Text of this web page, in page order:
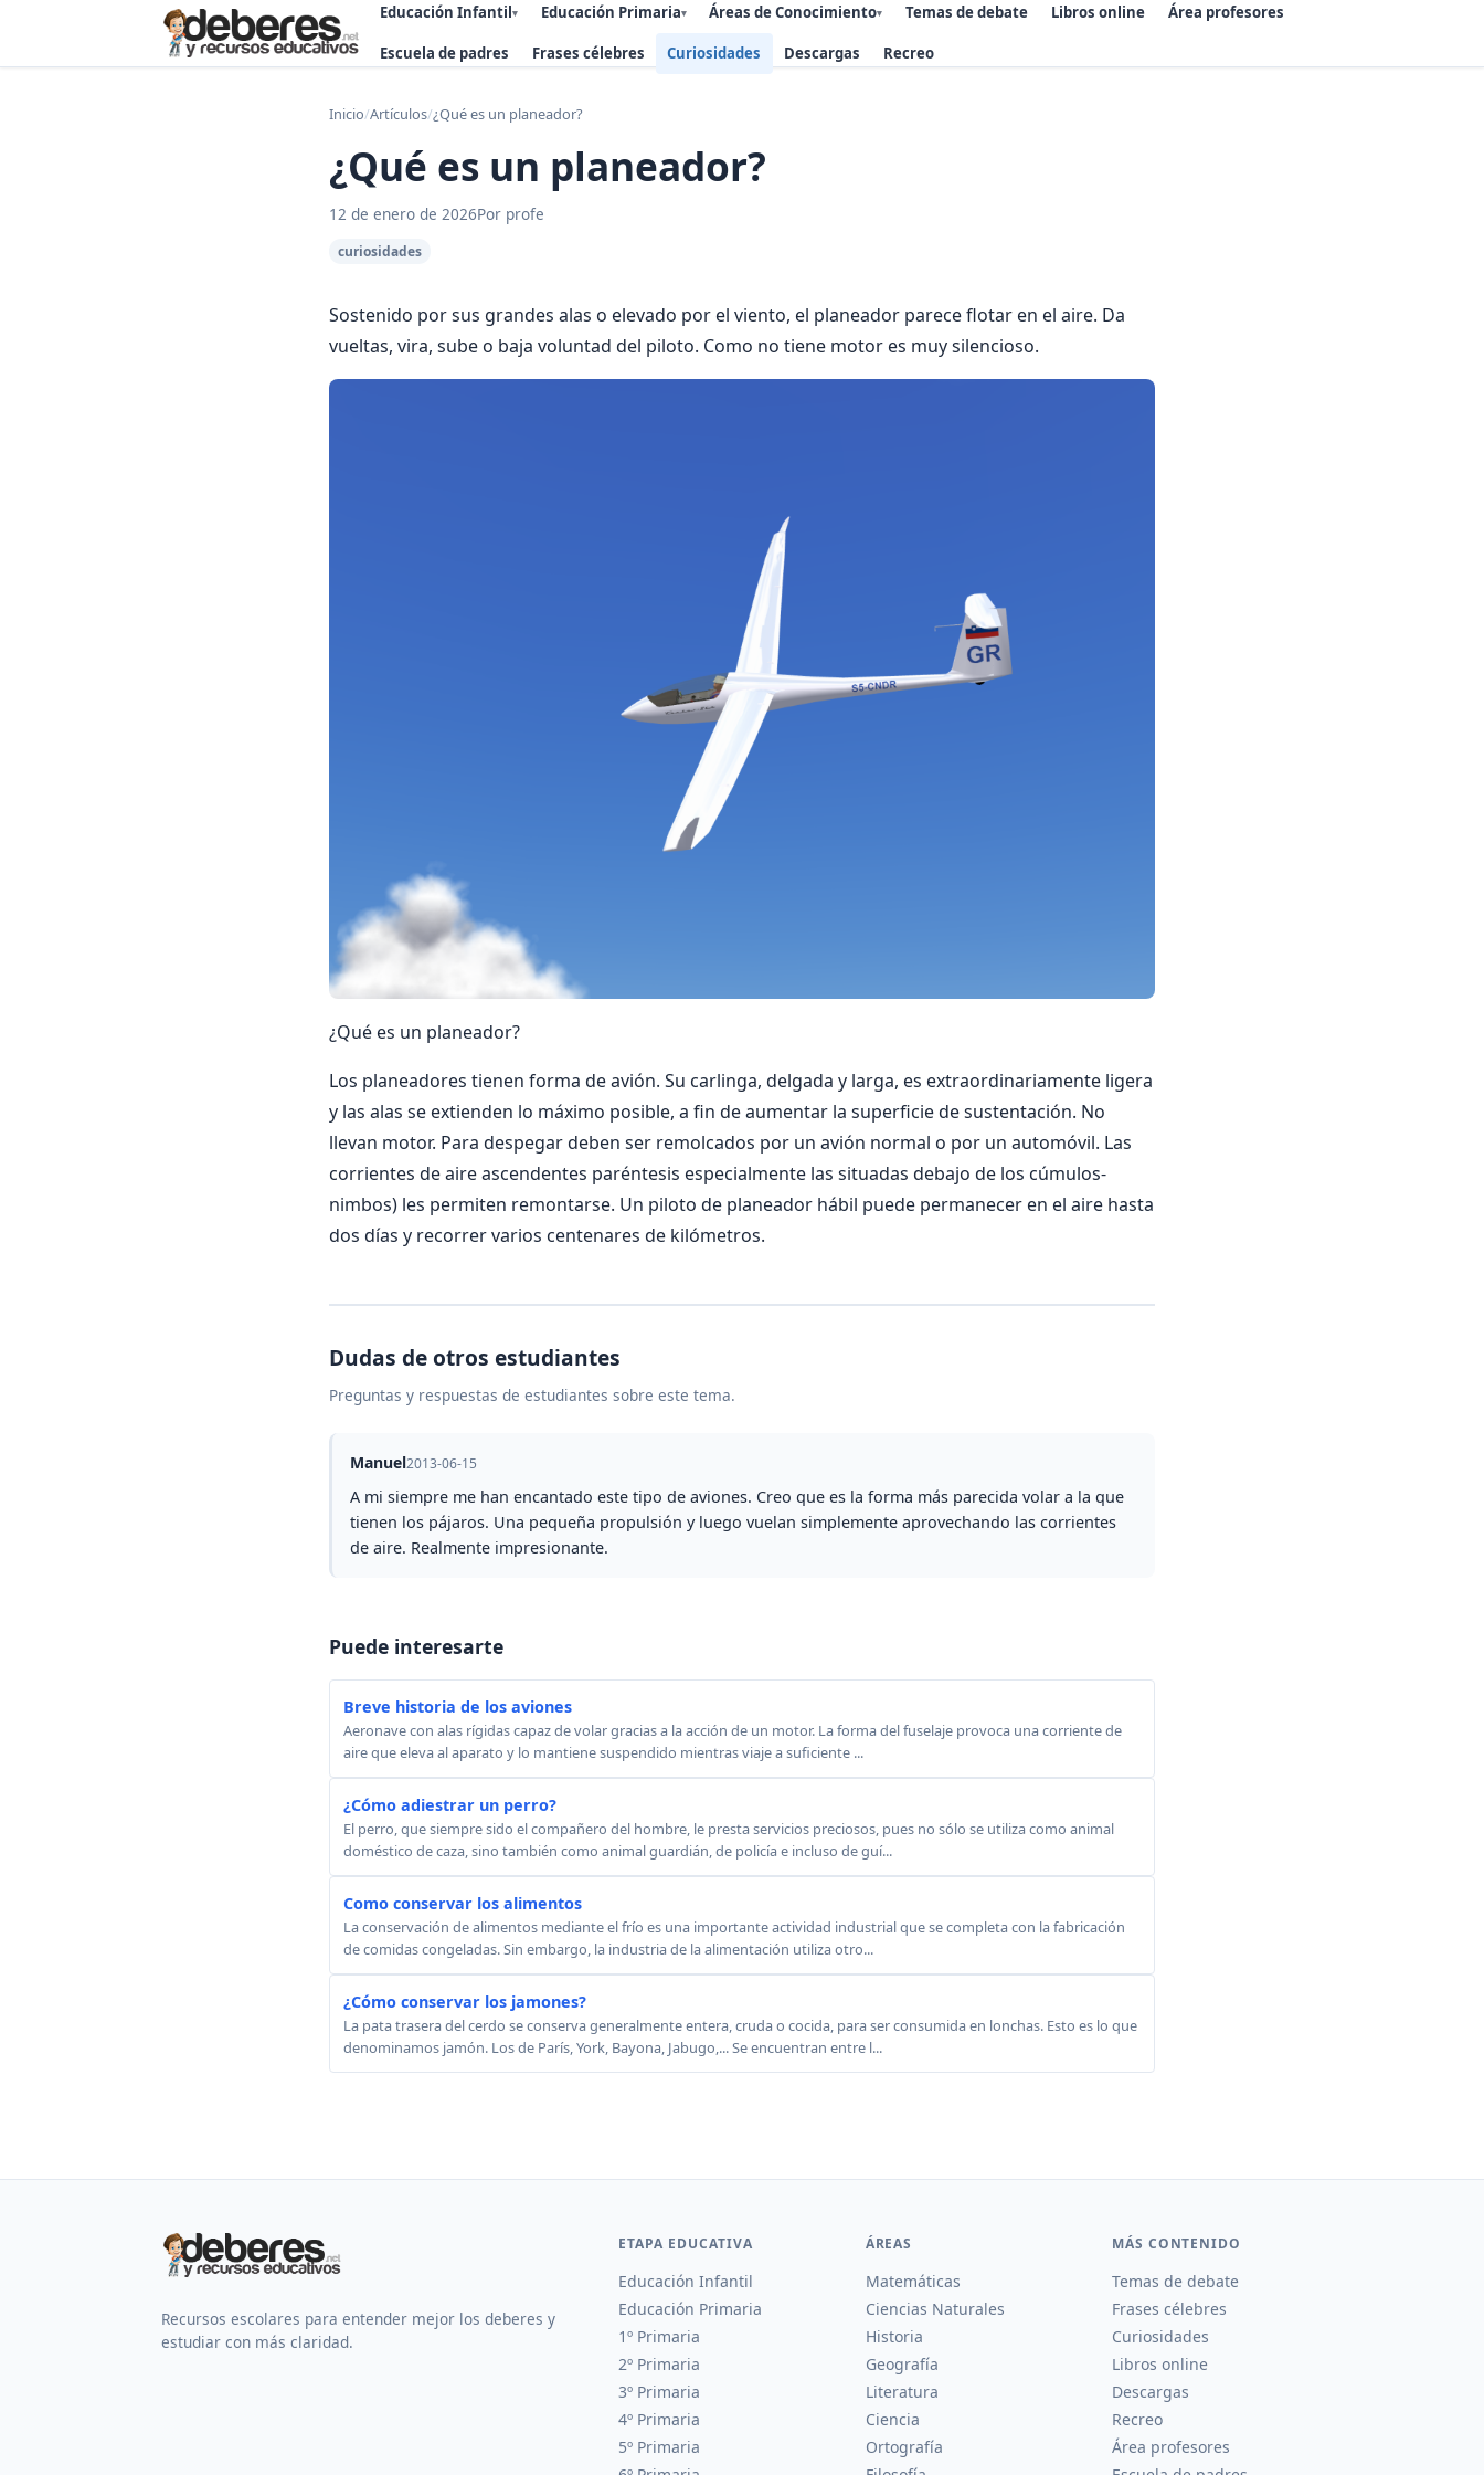
Educación Infantil▾ Educación Primaria▾ Áreas de Conocimiento▾ Temas de debate Libros online Área profesores
Escuela de padres Frases célebres Curiosidades Descargas Recreo
Inicio/Artículos/¿Qué es un planeador?
¿Qué es un planeador?
12 de enero de 2026Por profe
curiosidades
Sostenido por sus grandes alas o elevado por el viento, el planeador parece flotar en el aire. Da
vueltas, vira, sube o baja voluntad del piloto. Como no tiene motor es muy silencioso.
¿Qué es un planeador?
Los planeadores tienen forma de avión. Su carlinga, delgada y larga, es extraordinariamente ligera
y las alas se extienden lo máximo posible, a fin de aumentar la superficie de sustentación. No
llevan motor. Para despegar deben ser remolcados por un avión normal o por un automóvil. Las
corrientes de aire ascendentes paréntesis especialmente las situadas debajo de los cúmulos-
nimbos) les permiten remontarse. Un piloto de planeador hábil puede permanecer en el aire hasta
dos días y recorrer varios centenares de kilómetros.
Dudas de otros estudiantes
Preguntas y respuestas de estudiantes sobre este tema.
Manuel2013-06-15
A mi siempre me han encantado este tipo de aviones. Creo que es la forma más parecida volar a la que
tienen los pájaros. Una pequeña propulsión y luego vuelan simplemente aprovechando las corrientes
de aire. Realmente impresionante.
Puede interesarte
Breve historia de los aviones
Aeronave con alas rígidas capaz de volar gracias a la acción de un motor. La forma del fuselaje provoca una corriente de
aire que eleva al aparato y lo mantiene suspendido mientras viaje a suficiente ...
¿Cómo adiestrar un perro?
El perro, que siempre sido el compañero del hombre, le presta servicios preciosos, pues no sólo se utiliza como animal
doméstico de caza, sino también como animal guardián, de policía e incluso de guí...
Como conservar los alimentos
La conservación de alimentos mediante el frío es una importante actividad industrial que se completa con la fabricación
de comidas congeladas. Sin embargo, la industria de la alimentación utiliza otro...
¿Cómo conservar los jamones?
La pata trasera del cerdo se conserva generalmente entera, cruda o cocida, para ser consumida en lonchas. Esto es lo que
denominamos jamón. Los de París, York, Bayona, Jabugo,... Se encuentran entre l...
Recursos escolares para entender mejor los deberes y
estudiar con más claridad.
ETAPA EDUCATIVA
Educación Infantil
Educación Primaria
1º Primaria
2º Primaria
3º Primaria
4º Primaria
5º Primaria
ÁREAS
Matemáticas
Ciencias Naturales
Historia
Geografía
Literatura
Ciencia
Ortografía
MÁS CONTENIDO
Temas de debate
Frases célebres
Curiosidades
Libros online
Descargas
Recreo
Área profesores